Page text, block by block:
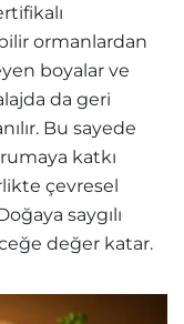
ormanlardan
boyalar ve
da geri
Bu sayede
katkı
çevresel
saygılı
değer katar.